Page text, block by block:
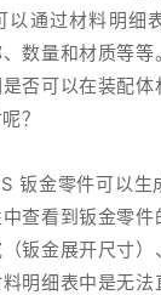
以通过材料明细
数量和材质等
否可以在装配体
？
钣金零件可以
查看到钣金零
钣金展开尺寸）
明细表中是无法